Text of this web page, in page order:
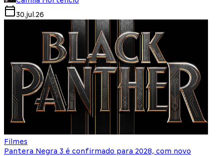
30.jul.26
Filmes
Pantera Negra 3 é confirmado para 2028, com novo